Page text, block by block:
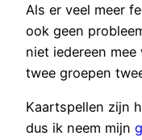
Als er veel meer
ook geen
niet iedereen
twee groepen
Kaartspellen zijn
dus ik neem mijn